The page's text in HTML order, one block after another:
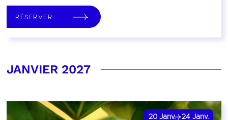
RÉSERVER
JANVIER 2027
20 Janv. 24 Janv.